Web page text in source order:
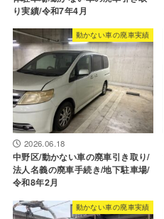
り実績/令和7年4月
動かない車の廃車実績
2026.06.18
中野区/動かない車の廃車引き取り/
法人名義の廃車手続き/地下駐車場/
令和8年2月
動かない車の廃車実績